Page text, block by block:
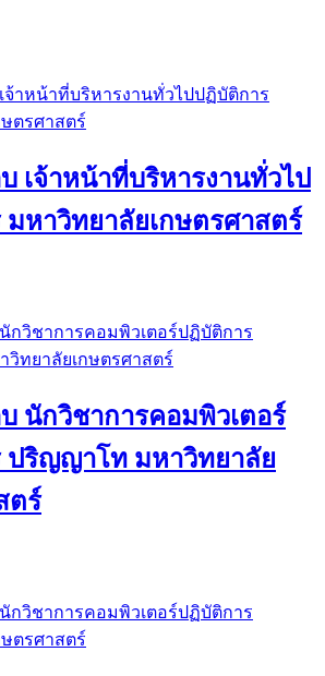
เจ้าหน้าที่บริหารงานทั่วไป
หาวิทยาลัยเกษตรศาสตร์
นักวิชาการคอมพิวเตอร์
ปริญญาโท มหาวิทยาลัย
ตร์